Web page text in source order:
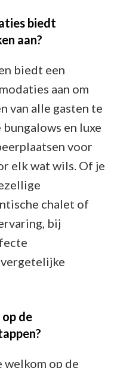
biedt
aan?
biedt een
aan om
van alle gasten te
en luxe
voor
elk wat wils. Of je
chalet of
bij
de
welkom op de